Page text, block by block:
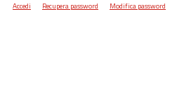
Accedi Recupera password Modifica password